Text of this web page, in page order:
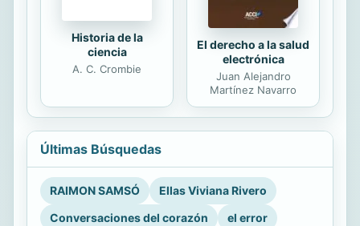
Historia de la
ciencia
A. C. Crombie
El derecho a la salud
electrónica
Juan Alejandro
Martínez Navarro
Últimas Búsquedas
RAIMON SAMSÓ
Ellas Viviana Rivero
Conversaciones del corazón
el error